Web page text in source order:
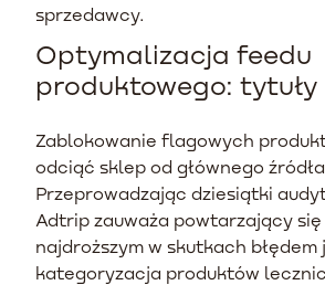
sprzedawcy.
Optymalizacja feedu
produktowego: tytuły
Zablokowanie flagowych
odciąć sklep od głównego
Przeprowadzając dziesiątki
Adtrip zauważa powtarzający
najdroższym w skutkach błędem
kategoryzacja produktów